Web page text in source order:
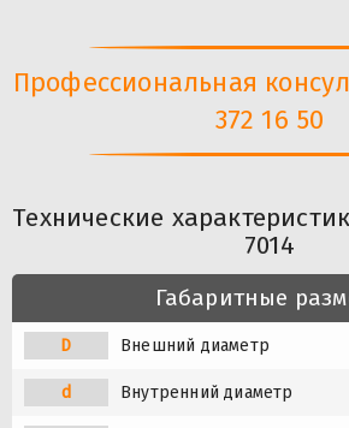
Профессиональная
372 16 50
Технические
7014
Габаритные
D Внешний диаметр
d Внутренний диаметр